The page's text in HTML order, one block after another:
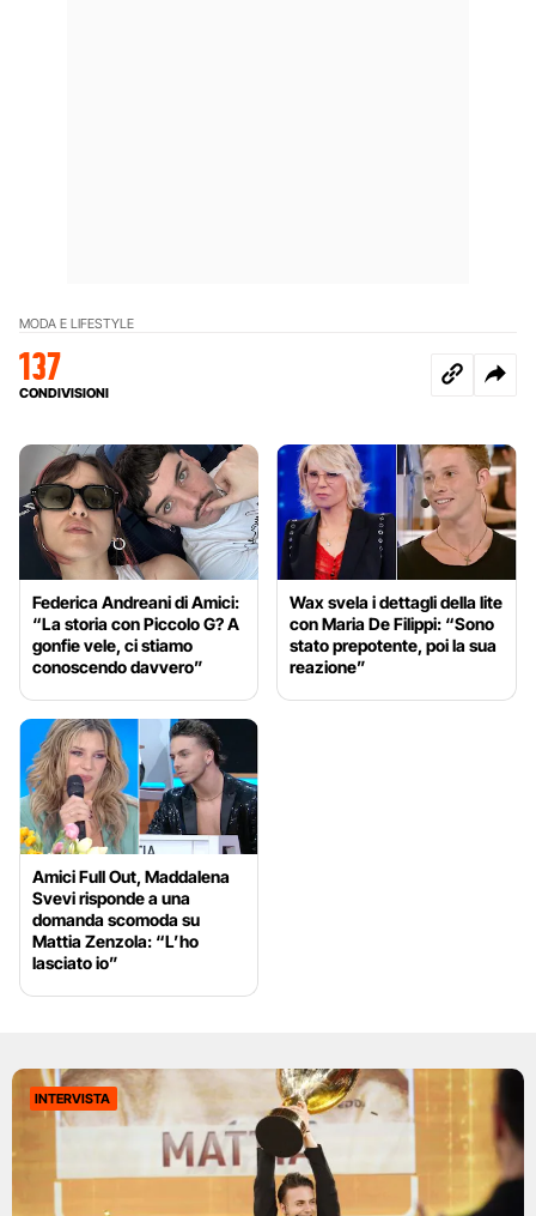
MODA E LIFESTYLE
137
CONDIVISIONI
Federica Andreani di Amici:
“La storia con Piccolo G? A
gonfie vele, ci stiamo
conoscendo davvero”
Wax svela i dettagli della lite
con Maria De Filippi: “Sono
stato prepotente, poi la sua
reazione”
Amici Full Out, Maddalena
Svevi risponde a una
domanda scomoda su
Mattia Zenzola: “L’ho
lasciato io”
INTERVISTA